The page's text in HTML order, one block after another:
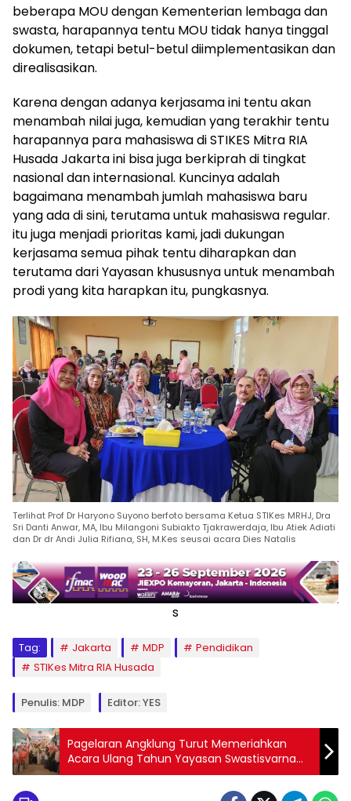
beberapa MOU dengan Kementerian lembaga dan
swasta, harapannya tentu MOU tidak hanya tinggal
dokumen, tetapi betul-betul diimplementasikan dan
direalisasikan.
Karena dengan adanya kerjasama ini tentu akan
menambah nilai juga, kemudian yang terakhir tentu
harapannya para mahasiswa di STIKES Mitra RIA
Husada Jakarta ini bisa juga berkiprah di tingkat
nasional dan internasional. Kuncinya adalah
bagaimana menambah jumlah mahasiswa baru
yang ada di sini, terutama untuk mahasiswa regular.
itu juga menjadi prioritas kami, jadi dukungan
kerjasama semua pihak tentu diharapkan dan
terutama dari Yayasan khususnya untuk menambah
prodi yang kita harapkan itu, pungkasnya.
Terlihat Prof Dr Haryono Suyono berfoto bersama Ketua STIKes MRHJ, Dra
Sri Danti Anwar, MA, Ibu Milangoni Subiakto Tjakrawerdaja, Ibu Atiek Adiati
dan Dr dr Andi Julia Rifiana, SH, M.Kes seusai acara Dies Natalis
s
Tag: Jakarta MDP
Pendidikan
STIKes Mitra RIA Husada
Penulis: MDP Editor: YES
Pagelaran Angklung Turut Memeriahkan
Acara Ulang Tahun Yayasan Swastisvarna
ke-12